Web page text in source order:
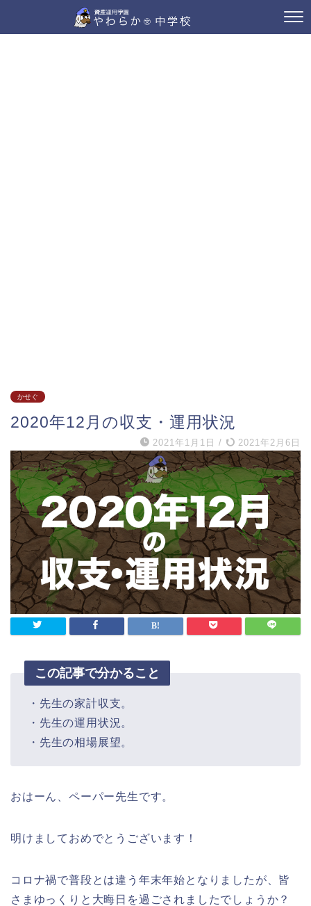
かせぐ
2020年12月の収支・運用状況
2021年1月1日 / 2021年2月6日
この記事で分かること
・先生の家計収支。
・先生の運用状況。
・先生の相場展望。
おはーん、ペーパー先生です。
明けましておめでとうございます！
コロナ禍で普段とは違う年末年始となりましたが、皆
さまゆっくりと大晦日を過ごされましたでしょうか？